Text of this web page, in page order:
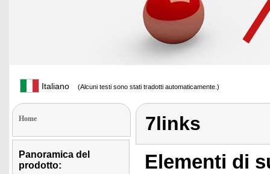
Italiano (Alcuni testi sono stati tradotti automaticamente.)
Home
Panoramica del
prodotto:
7links
Elementi di